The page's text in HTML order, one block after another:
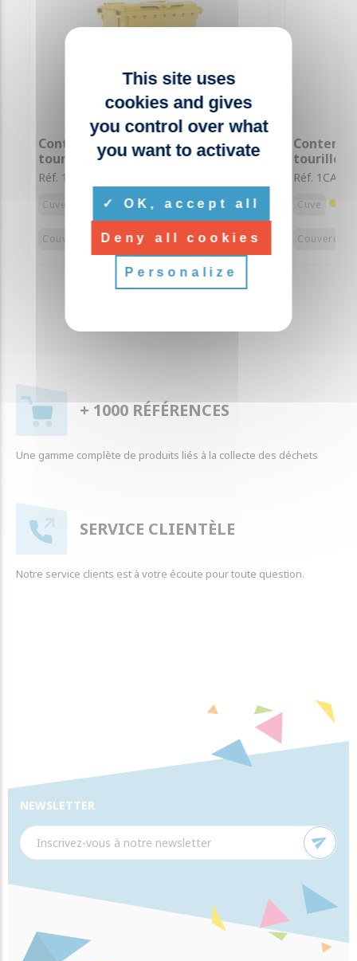
Conteneur DASRI 660L sans
tourillon
Réf. 1CA007
Cuve
Couvercles
tourillon
Réf.
Cuve
Couvercles
+ 1000 RÉFÉRENCES
Une gamme complète de produits liés à la collecte des déchets
SERVICE CLIENTÈLE
Notre service clients est à votre écoute pour toute question.
NEWSLETTER
send
This site uses
cookies and gives
you control over what
you want to activate
OK, accept all
Deny all cookies
Personalize